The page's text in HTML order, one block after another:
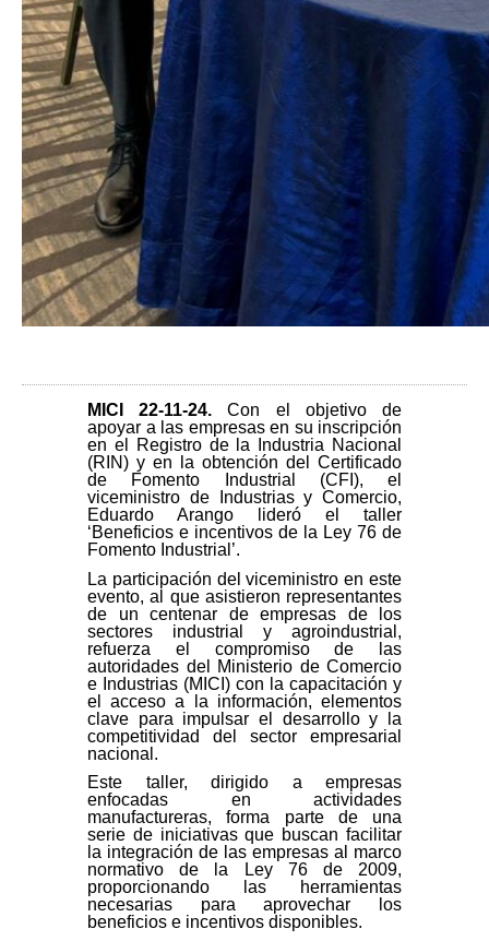
MICI 22-11-24.Con el objetivo de
apoyar a las empresas en su inscripción
en el Registro de la Industria Nacional
(RIN) y en la obtención del Certificado
de Fomento Industrial (CFI), el
viceministro de Industrias y Comercio,
Eduardo Arango lideró el taller
‘Beneficios e incentivos de la Ley 76 de
Fomento Industrial’.
La participación del viceministro en este
evento, al que asistieron representantes
de un centenar de empresas de los
sectores industrial y agroindustrial,
refuerza el compromiso de las
autoridades del Ministerio de Comercio
e Industrias (MICI) con la capacitación y
el acceso a la información, elementos
clave para impulsar el desarrollo y la
competitividad del sector empresarial
nacional.
Este taller, dirigido a empresas
enfocadas en actividades
manufactureras, forma parte de una
serie de iniciativas que buscan facilitar
la integración de las empresas al marco
normativo de la Ley 76 de 2009,
proporcionando las herramientas
necesarias para aprovechar los
beneficios e incentivos disponibles.